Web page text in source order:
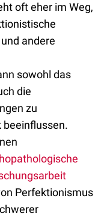
oft eher im Weg,
andere
sowohl das
die
zu
beeinflussen.
Perfektionismus